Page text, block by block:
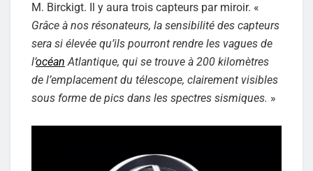
M. Birckigt. Il y aura trois capteurs par miroir. «
Grâce à nos résonateurs, la sensibilité des capteurs
sera si élevée qu’ils pourront rendre les vagues de
l’océan Atlantique, qui se trouve à 200 kilomètres
de l’emplacement du télescope, clairement visibles
sous forme de pics dans les spectres sismiques. »